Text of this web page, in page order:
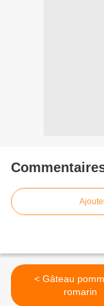
< Gâteau pommes et
romarin